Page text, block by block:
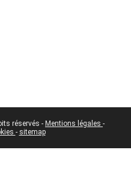
réservés - Mentions légales -
- sitemap